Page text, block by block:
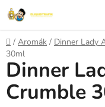
Ugrás
fő
tartalomhoz
Kezdőlap
/ Aromák / Dinner Lady
30ml
Dinner
Crumble